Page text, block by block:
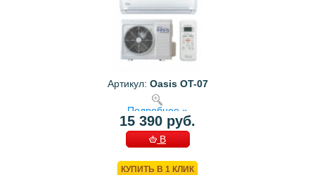
Артикул: Oasis OT-07
Подробнее »
15 390 руб.
В
КУПИТЬ В 1 КЛИК